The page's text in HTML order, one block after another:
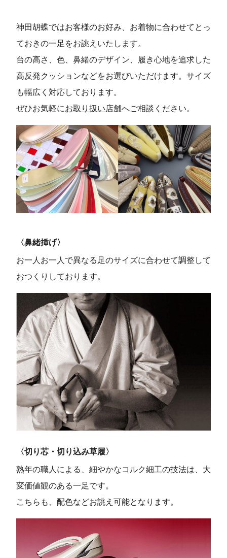
神田胡蝶ではお客様のお好み、お着物に合わせてとっ
ておきの一足をお誂えいたします。
台の高さ、色、鼻緒のデザイン、履き心地を追求した
高反発クッションなどをお選びいただけます。サイズ
も幅広く対応しております。
ぜひお気軽にお取り扱い店舗へご相談ください。
〈鼻緒挿げ〉
お一人お一人で異なる足のサイズに合わせて調整して
おつくりしております。
〈切り芯・切り込み草履〉
熟年の職人による、細やかなコルク細工の技法は、大
変価値観のある一足です。
こちらも、配色などお誂え可能となります。